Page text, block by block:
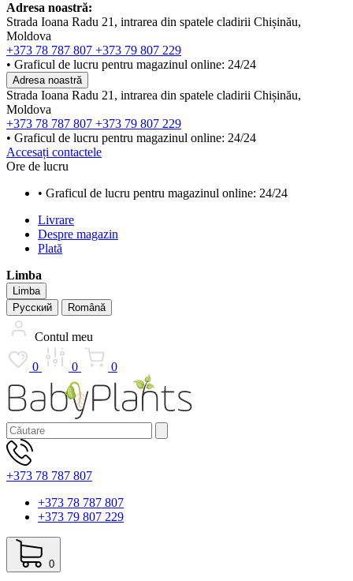
Adresa noastră:
Strada Ioana Radu 21, intrarea din spatele cladirii Chișinău,
Moldova
+373 78 787 807 +373 79 807 229
• Graficul de lucru pentru magazinul online: 24/24
Adresa noastră
Strada Ioana Radu 21, intrarea din spatele cladirii Chișinău,
Moldova
+373 78 787 807 +373 79 807 229
• Graficul de lucru pentru magazinul online: 24/24
Accesați contactele
Ore de lucru
• Graficul de lucru pentru magazinul online: 24/24
Livrare
Despre magazin
Plată
Limba
Limba
Русский
Română
Contul meu
0 0 0
+373 78 787 807
+373 78 787 807
+373 79 807 229
0